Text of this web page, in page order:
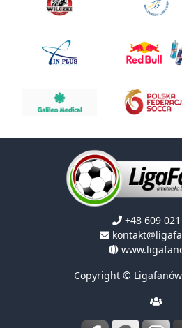
+48 609
Copyright © Ligafanów